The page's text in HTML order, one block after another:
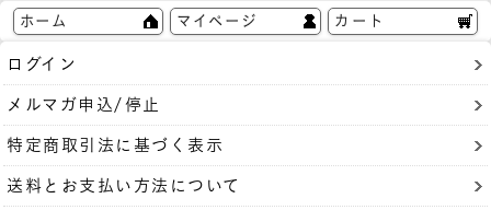
ホーム マイページ カート
ログイン
メルマガ申込/停止
特定商取引法に基づく表示
送料とお支払い方法について